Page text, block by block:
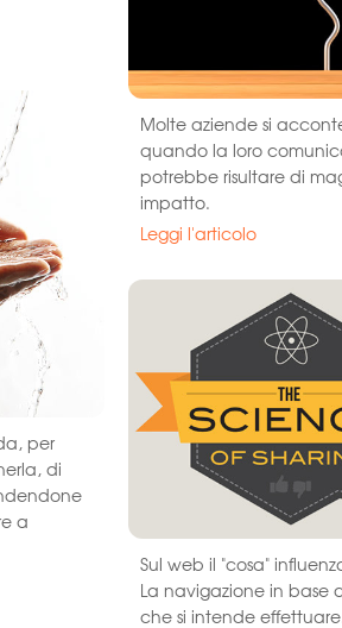
Molte aziende si
quando la loro
potrebbe risultare di
impatto.
Leggi l'articolo
per
di
a
Sul web il "cosa"
La navigazione in base
che si intende